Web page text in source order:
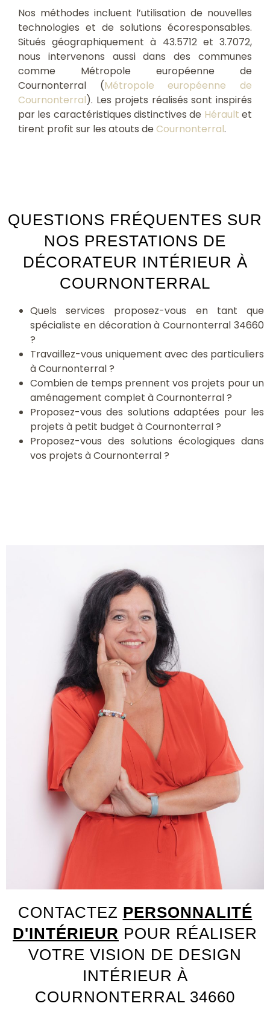
Nos méthodes incluent l’utilisation de nouvelles
technologies et de solutions écoresponsables.
Situés géographiquement à 43.5712 et 3.7072,
nous intervenons aussi dans des communes
comme Métropole européenne de
Cournonterral (Métropole européenne de
Cournonterral). Les projets réalisés sont inspirés
par les caractéristiques distinctives de Hérault et
tirent profit sur les atouts deCournonterral.
QUESTIONS FRÉQUENTES SUR
NOS PRESTATIONS DE
DÉCORATEUR INTÉRIEUR À
COURNONTERRAL
Quels services proposez-vous en tant que
spécialiste en décoration à Cournonterral 34660
?
Travaillez-vous uniquement avec des particuliers
à Cournonterral ?
Combien de temps prennent vos projets pour un
aménagement complet à Cournonterral ?
Proposez-vous des solutions adaptées pour les
projets à petit budget à Cournonterral ?
Proposez-vous des solutions écologiques dans
vos projets à Cournonterral ?
CONTACTEZ PERSONNALITÉ
D'INTÉRIEUR POUR RÉALISER
VOTRE VISION DE DESIGN
INTÉRIEUR À
COURNONTERRAL 34660